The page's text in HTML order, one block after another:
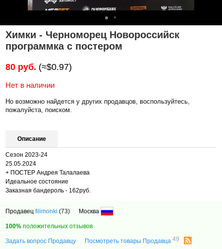
Химки - Черноморец Новороссийск
программка с постером
80 руб. (≈$0.97)
Нет в наличии
Но возможно найдется у других продавцов, воспользуйтесь,
пожалуйста, поиском.
Описание
Сезон 2023-24
25.05.2024
+ ПОСТЕР Андрея Талалаева
Идеальное состояние
Заказная бандероль - 162руб.
Продавецfilimonki (73) Москва
100% положительных отзывов
Задать вопрос Продавцу Посмотреть товары Продавца49